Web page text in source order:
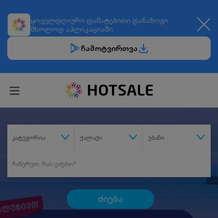
ყოველდღიური დამატებითი დანაზოგი
მხოლოდ აპლიკაციაში
ჩამოტვირთვა
კატეგორია ქალაქი უბანი
ძიება